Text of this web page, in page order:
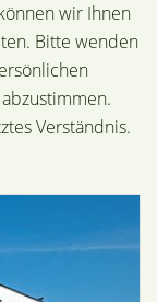
wir Ihnen
Bitte wenden
Verständnis.